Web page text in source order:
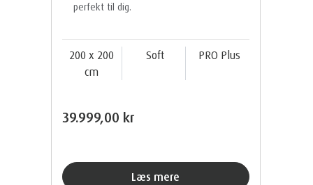
perfekt til dig.
200 x 200
cm
Soft PRO Plus
39.999,00 kr
Læs mere